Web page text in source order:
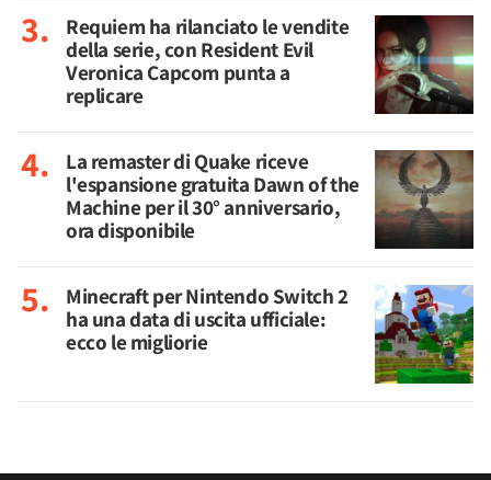
Requiem ha rilanciato le vendite
della serie, con Resident Evil
Veronica Capcom punta a
replicare
La remaster di Quake riceve
l'espansione gratuita Dawn of the
Machine per il 30° anniversario,
ora disponibile
Minecraft per Nintendo Switch 2
ha una data di uscita ufficiale:
ecco le migliorie